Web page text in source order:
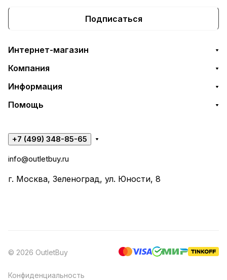
Подписаться
Интернет-магазин
Компания
Информация
Помощь
+7 (499) 348-85-65
info@outletbuy.ru
г. Москва, Зеленоград, ул. Юности, 8
© 2026 OutletBuy
Конфиденциальность